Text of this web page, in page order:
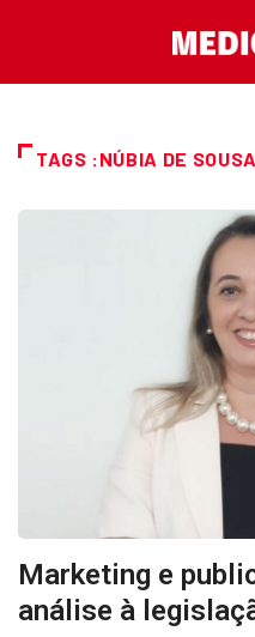
TAGS :NÚBIA DE
Marketing e
análise à